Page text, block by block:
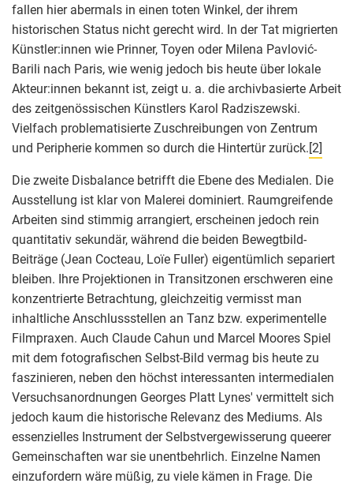
fallen hier abermals in einen toten Winkel, der ihrem
historischen Status nicht gerecht wird. In der Tat migrierten
Künstler:innen wie Prinner, Toyen oder Milena Pavlović-
Barili nach Paris, wie wenig jedoch bis heute über lokale
Akteur:innen bekannt ist, zeigt u. a. die archivbasierte Arbeit
des zeitgenössischen Künstlers Karol Radziszewski.
Vielfach problematisierte Zuschreibungen von Zentrum
und Peripherie kommen so durch die Hintertür zurück.[2]
Die zweite Disbalance betrifft die Ebene des Medialen. Die
Ausstellung ist klar von Malerei dominiert. Raumgreifende
Arbeiten sind stimmig arrangiert, erscheinen jedoch rein
quantitativ sekundär, während die beiden Bewegtbild-
Beiträge (Jean Cocteau, Loïe Fuller) eigentümlich separiert
bleiben. Ihre Projektionen in Transitzonen erschweren eine
konzentrierte Betrachtung, gleichzeitig vermisst man
inhaltliche Anschlussstellen an Tanz bzw. experimentelle
Filmpraxen. Auch Claude Cahun und Marcel Moores Spiel
mit dem fotografischen Selbst-Bild vermag bis heute zu
faszinieren, neben den höchst interessanten intermedialen
Versuchsanordnungen Georges Platt Lynes' vermittelt sich
jedoch kaum die historische Relevanz des Mediums. Als
essenzielles Instrument der Selbstvergewisserung queerer
Gemeinschaften war sie unentbehrlich. Einzelne Namen
einzufordern wäre müßig, zu viele kämen in Frage. Die